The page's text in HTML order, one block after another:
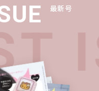
最新号